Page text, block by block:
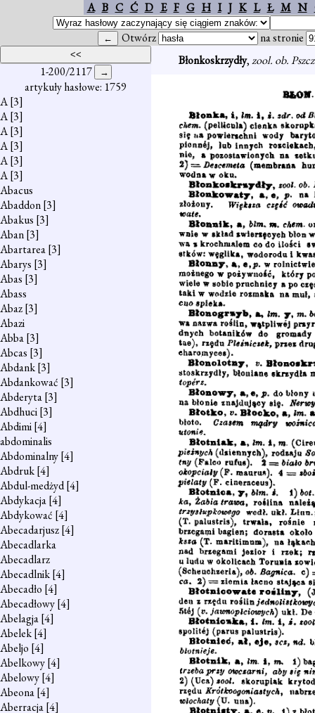
A B C Ć D E F G H I J K L Ł M N
Otwórz na stronie
1-200/2117
artykuły hasłowe: 1759
A[3]
A[3]
A[3]
A[3]
A[3]
A[3]
Abacus
Abaddon[3]
Abakus [3]
Aban[3]
Abartarea[3]
Abarys [3]
Abas [3]
Abass
Abaz[3]
Abazi
Abba[3]
Abcas [3]
Abdank[3]
Abdankować [3]
Abderyta[3]
Abdhuci[3]
Abdimi[4]
abdominalis
Abdominalny[4]
Abdruk[4]
Abdul-medżyd[4]
Abdykacja[4]
Abdykować [4]
Abecadarjusz[4]
Abecadlarka
Abecadlarz
Abecadlnik[4]
Abecadło [4]
Abecadłowy[4]
Abelagja[4]
Abelek[4]
Abeljo [4]
Abelkowy[4]
Abelowy[4]
Abeona[4]
Aberracja[4]
Błonkoskrzydły,zool. ob.